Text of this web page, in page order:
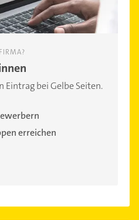
Eintrag bei Gelbe Seiten.
erreichen